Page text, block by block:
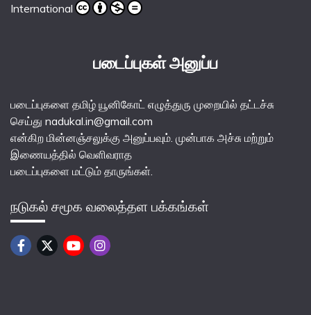
International
படைப்புகள் அனுப்ப
படைப்புகளை தமிழ் யூனிகோட் எழுத்துரு முறையில் தட்டச்சு
செய்து nadukal.in@gmail.com
என்கிற மின்னஞ்சலுக்கு அனுப்பவும். முன்பாக அச்சு மற்றும்
இணையத்தில் வெளிவராத
படைப்புகளை மட்டும் தாருங்கள்.
நடுகல் சமூக வலைத்தள பக்கங்கள்